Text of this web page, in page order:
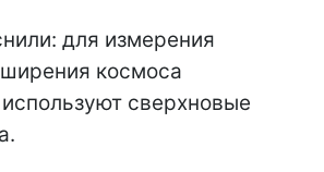
для измерения
космоса
сверхновые